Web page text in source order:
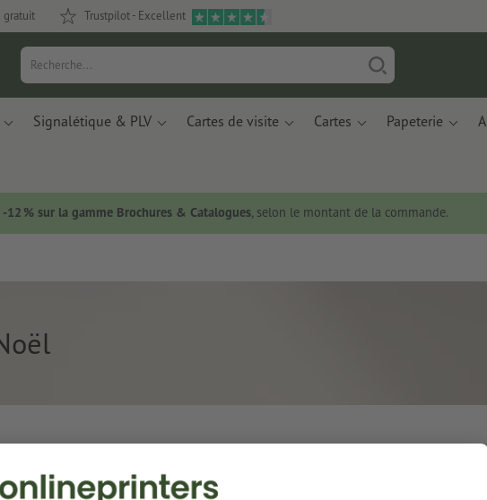
gratuit Trustpilot - Excellent
Signalétique & PLV Cartes de visite Cartes Papeterie
-12 % sur la gamme Brochures & Catalogues, selon le montant de la commande.